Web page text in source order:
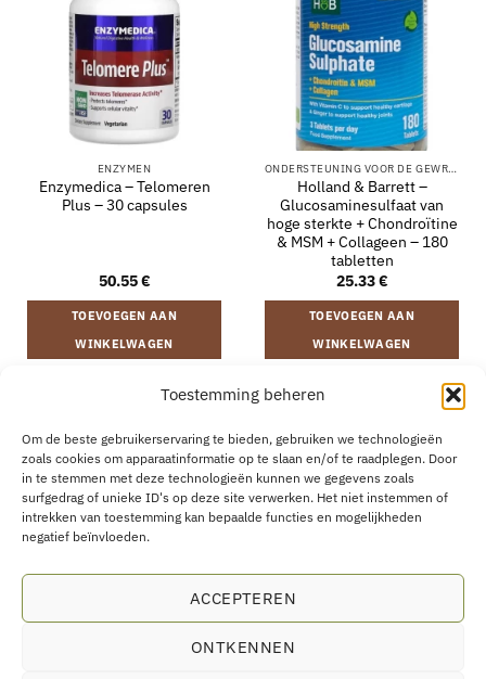
Toestemming beheren
Om de beste gebruikerservaring te bieden, gebruiken we technologieën
zoals cookies om apparaatinformatie op te slaan en/of te raadplegen. Door
in te stemmen met deze technologieën kunnen we gegevens zoals
surfgedrag of unieke ID's op deze site verwerken. Het niet instemmen of
intrekken van toestemming kan bepaalde functies en mogelijkheden
negatief beïnvloeden.
ACCEPTEREN
ONTKENNEN
ENZYMEN
Enzymedica – Telomeren
Plus – 30 capsules
50.55€
TOEVOEGEN AAN
WINKELWAGEN
ONDERSTEUNING VOOR DE GEWRICHTEN
Holland & Barrett –
Glucosaminesulfaat van
hoge sterkte + Chondroïtine
& MSM + Collageen – 180
tabletten
25.33€
TOEVOEGEN AAN
WINKELWAGEN
OVER
CONTACT B2B COOKIEBELEID
PRIVACYVERKLARING
AANKOOP HERROEPEN
Eco Supplements EOOD
Antim I Street, No. 14, fl. 2, law office, 1303 Sofia, Bulgarien
Registratienummer (EIK/UIC/TIN): 207958071 · BTW-nummer: